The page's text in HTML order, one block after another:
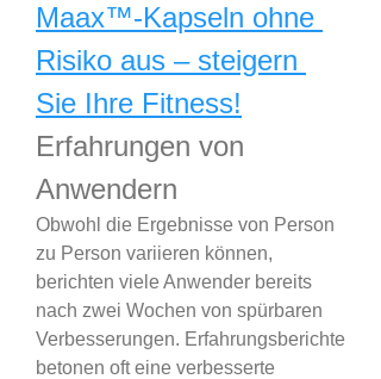
Maax™-Kapseln ohne
Risiko aus – steigern
Sie Ihre Fitness!
Erfahrungen von
Anwendern
Obwohl die Ergebnisse von Person
zu Person variieren können,
berichten viele Anwender bereits
nach zwei Wochen von spürbaren
Verbesserungen. Erfahrungsberichte
betonen oft eine verbesserte